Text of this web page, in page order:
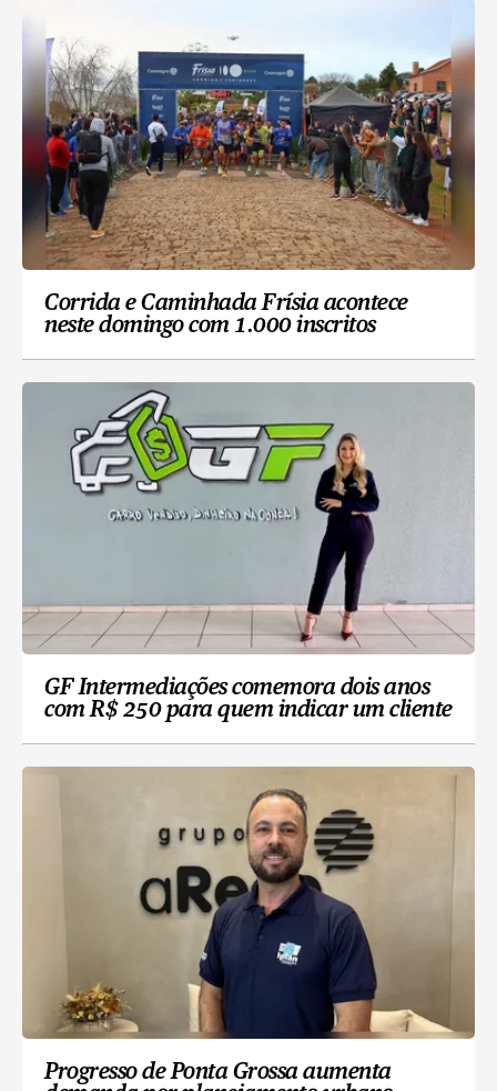
Corrida e Caminhada Frísia acontece
neste domingo com 1.000 inscritos
GF Intermediações comemora dois anos
com R$ 250 para quem indicar um cliente
Progresso de Ponta Grossa aumenta